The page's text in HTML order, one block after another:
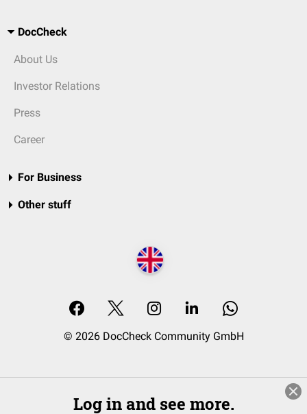
DocCheck
About Us
Investor Relations
Press
Career
For Business
Other stuff
© 2026 DocCheck Community GmbH
Log in and see more.